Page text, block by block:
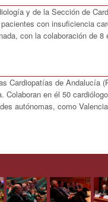
y de la Sección de
con insuficiencia
con la colaboración de
Cardiopatías de Andalucía
en él 50
autónomas, como